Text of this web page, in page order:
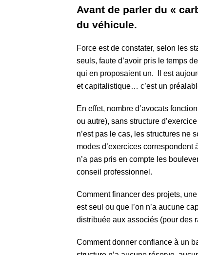
Avant de parler du «
du véhicule.
Force est de constater, selon les
seuls, faute d’avoir pris le temps
qui en proposaient un. Il est
et capitalistique… c’est un
En effet, nombre d’avocats
ou autre), sans structure
n’est pas le cas, les structures ne
modes d’exercices
n’a pas pris en compte les
conseil professionnel.
Comment financer des projets,
est seul ou que l’on n’a aucune
distribuée aux associés (pour des
Comment donner confiance à un